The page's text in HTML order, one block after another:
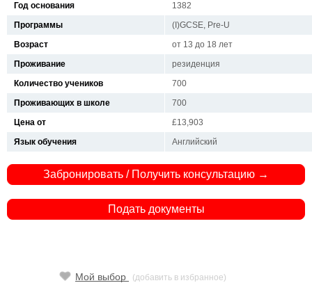
Год основания
1382
Программы
(I)GCSE, Pre-U
Возраст
от 13 до 18 лет
Проживание
резиденция
Количество учеников
700
Проживающих в школе
700
Цена от
£13,903
Язык обучения
Английский
Забронировать / Получить консультацию →
Подать документы
Мой выбор (добавить в избранное)